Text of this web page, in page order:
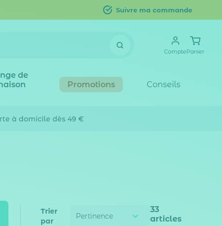
Suivre ma commande
ComptePanier
de
Promotions Conseils
à domicile dès 49 €
Trier
par
33
articles